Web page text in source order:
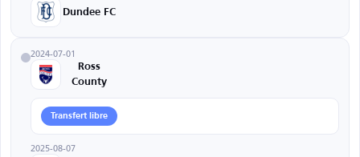
Dundee FC
2024-07-01
Ross
County
Transfert libre
2025-08-07